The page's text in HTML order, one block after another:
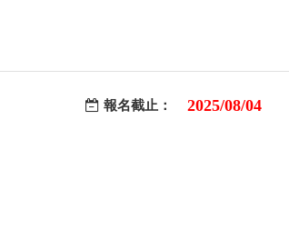
報名截止： 2025/08/04